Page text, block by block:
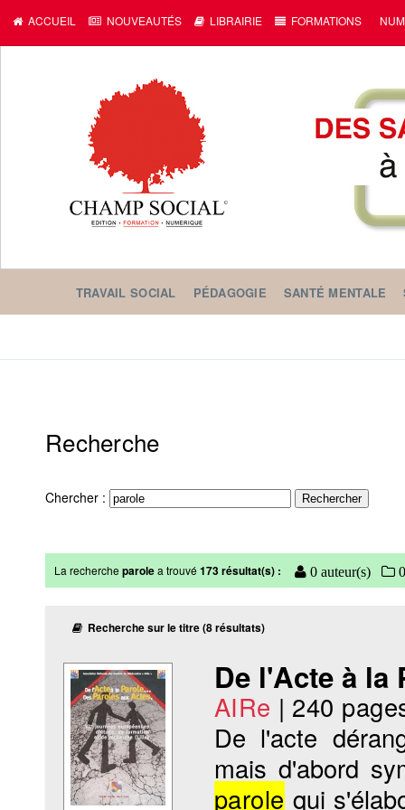
ACCUEIL NOUVEAUTÉS LIBRAIRIE FORMATIONS
TRAVAIL SOCIAL PÉDAGOGIE SANTÉ MENTALE
Recherche
Chercher :
La rechercheparolea trouvé173 résultat(s) : 0 auteur(s)
Recherche sur le titre (8 résultats)
De l'Acte à la
AIRe | 240
De l'acte
mais d'abord
parole qui